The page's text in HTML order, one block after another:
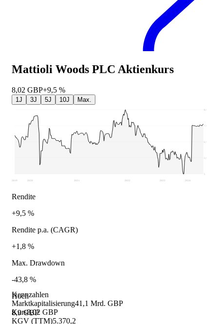
Kennzahlen
Marktkapitalisierung41,1 Mrd. GBP
Kurs8,02 GBP
KGV (TTM)5.370,2
Mattioli Woods PLC Aktienkurs
8,02 GBP+9,5 %
1J 3J 5J 10J Max.
5
5,98
6,95
7,93
8,9
2019 2020 2021 2022 2023 2024
Rendite
+9,5 %
Rendite p.a. (CAGR)
+1,8 %
Max. Drawdown
-43,8 %
Hoch
8,9 GBP